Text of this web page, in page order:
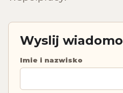
Wyslij
Imie i nazwisko